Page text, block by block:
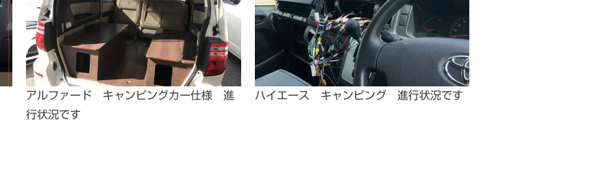
アルファード キャンピングカー仕様 進
行状況です
ハイエース キャンピング 進行状況です